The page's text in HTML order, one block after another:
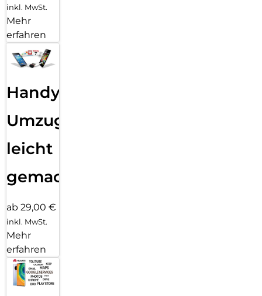
inkl. MwSt.
Mehr
erfahren
Handy
Umzug
leicht
gemacht!
ab 29,00 €
inkl. MwSt.
Mehr
erfahren